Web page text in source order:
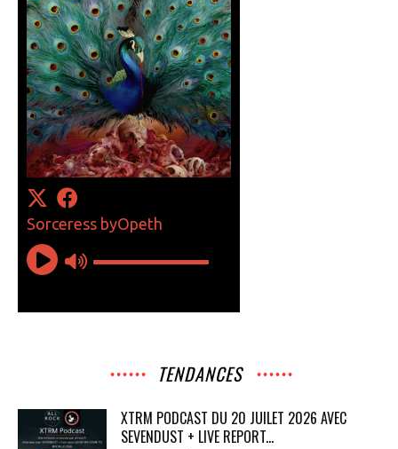
TENDANCES
XTRM PODCAST DU 20 JUILET 2026 AVEC
SEVENDUST + LIVE REPORT...